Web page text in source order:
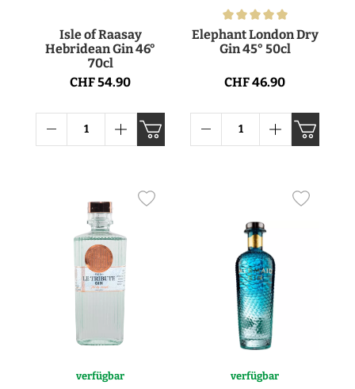
Isle of Raasay
Hebridean Gin 46°
70cl
CHF 54.90
Elephant London Dry
Gin 45° 50cl
CHF 46.90
verfügbar verfügbar